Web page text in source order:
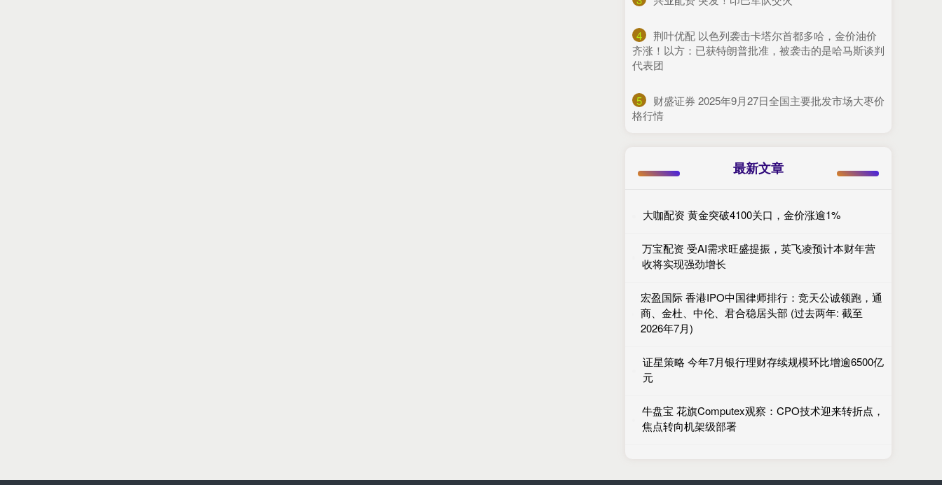
4
​荆叶优配 以色列袭击卡塔尔首都多哈，金价油价
齐涨！以方：已获特朗普批准，被袭击的是哈马斯谈判
代表团
5
​财盛证券 2025年9月27日全国主要批发市场大枣价
格行情
最新文章
大咖配资 黄金突破4100关口，金价涨逾1%
万宝配资 受AI需求旺盛提振，英飞凌预计本财年营
收将实现强劲增长
宏盈国际 香港IPO中国律师排行：竞天公诚领跑，通
商、金杜、中伦、君合稳居头部 (过去两年: 截至
2026年7月)
证星策略 今年7月银行理财存续规模环比增逾6500亿
元
牛盘宝 花旗Computex观察：CPO技术迎来转折点，
焦点转向机架级部署